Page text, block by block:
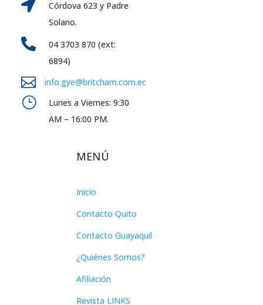

Córdova 623 y Padre
Solano.

04 3703 870 (ext:
6894)
 info.gye@britcham.com.ec
}
Lunes a Viernes: 9:30
AM – 16:00 PM.
MENÚ
Inicio
Contacto Quito
Contacto Guayaquil
¿Quiénes Somos?
Afiliación
Revista LINKS